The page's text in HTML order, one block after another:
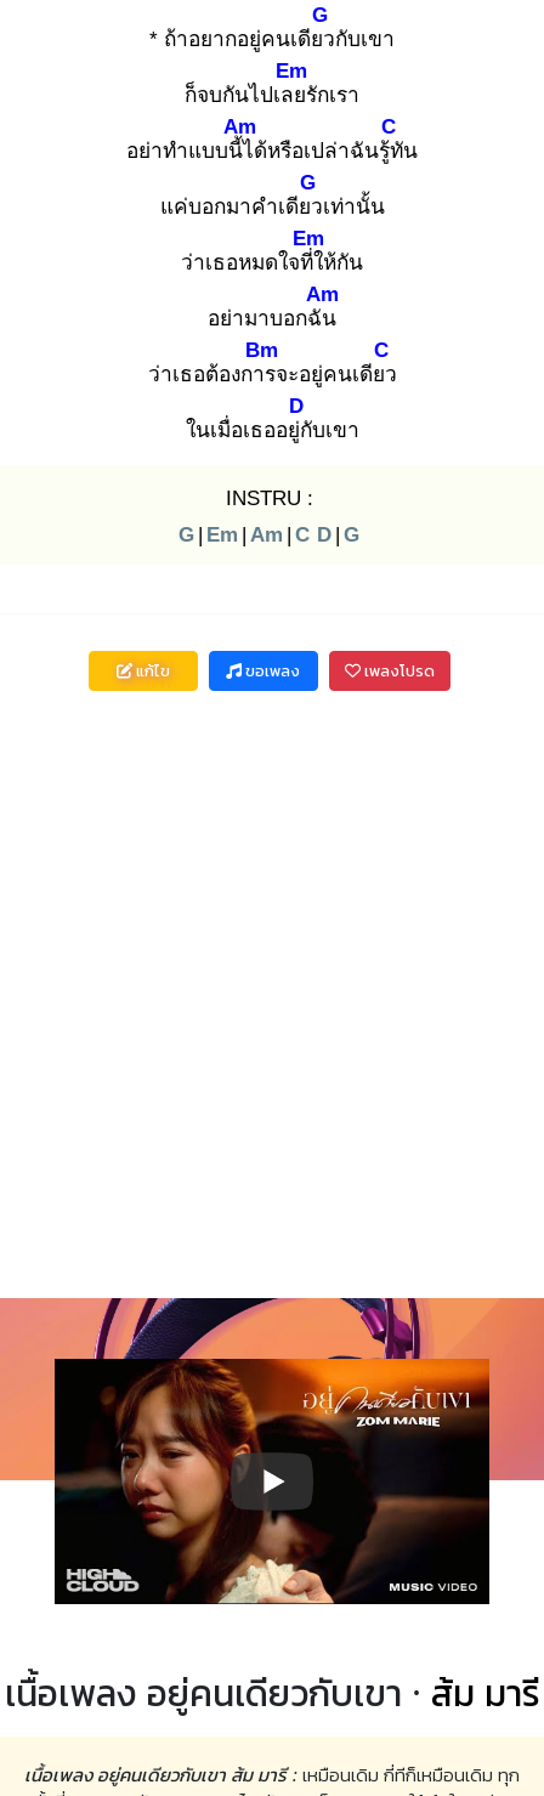
* ถ้าอยากอยู่คนเดียว
G
กับเขา
ก็จบกันไปเลย
Em
รักเรา
อย่าทำแบบนี้ไ
Am
ด้หรือเปล่าฉันรู้ทั
C
น
แค่บอกมาคำเดียว
G
เท่านั้น
ว่าเธอหมดใจที่ใ
Em
ห้กัน
อย่ามาบอกฉัน
Am
ว่าเธอต้องการ
Bm
จะอยู่คนเดียว
C
ในเมื่อเธออยู่กั
D
บเขา
INSTRU :
G | Em | Am | C D | G
แก้ไข ขอเพลง เพลงโปรด
เนื้อเพลง อยู่คนเดียวกับเขา · ส้ม มารี
เนื้อเพลง อยู่คนเดียวกับเขา ส้ม มารี : เหมือนเดิม กี่ทีก็เหมือนเดิม ทุก